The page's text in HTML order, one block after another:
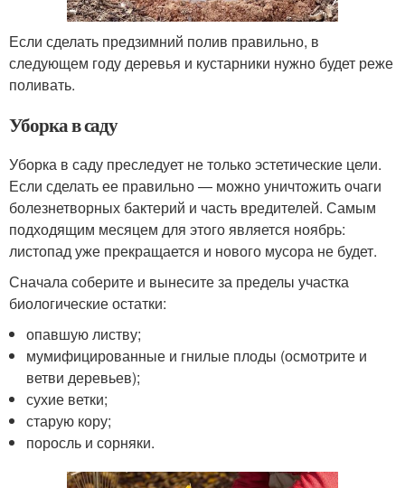
Если сделать предзимний полив правильно, в
следующем году деревья и кустарники нужно будет реже
поливать.
Уборка в саду
Уборка в саду преследует не только эстетические цели.
Если сделать ее правильно — можно уничтожить очаги
болезнетворных бактерий и часть вредителей. Самым
подходящим месяцем для этого является ноябрь:
листопад уже прекращается и нового мусора не будет.
Сначала соберите и вынесите за пределы участка
биологические остатки:
опавшую листву;
мумифицированные и гнилые плоды (осмотрите и
ветви деревьев);
сухие ветки;
старую кору;
поросль и сорняки.